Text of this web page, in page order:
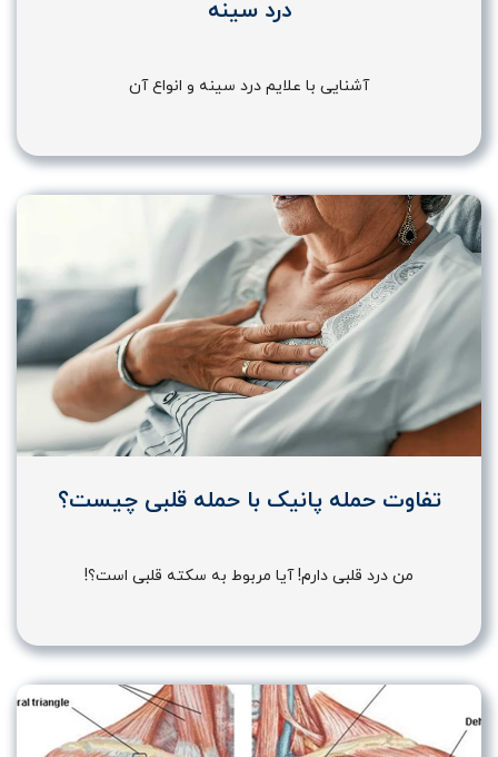
درد سینه
آشنایی با علایم درد سینه و انواع آن
تفاوت حمله پانیک با حمله قلبی چیست؟
من درد قلبی دارم! آیا مربوط به سکته قلبی است؟!